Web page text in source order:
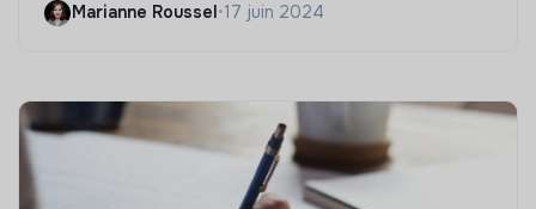
Marianne Roussel•17 juin 2024